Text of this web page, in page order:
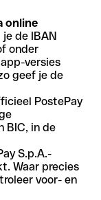
online
de IBAN
onder
versies
geef je de
PostePay
BIC, in de
S.p.A.-
Waar precies
voor- en